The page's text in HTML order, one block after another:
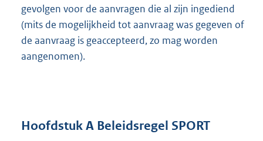
gevolgen voor de aanvragen die al zijn ingediend
(mits de mogelijkheid tot aanvraag was gegeven of
de aanvraag is geaccepteerd, zo mag worden
aangenomen).
Hoofdstuk A Beleidsregel SPORT